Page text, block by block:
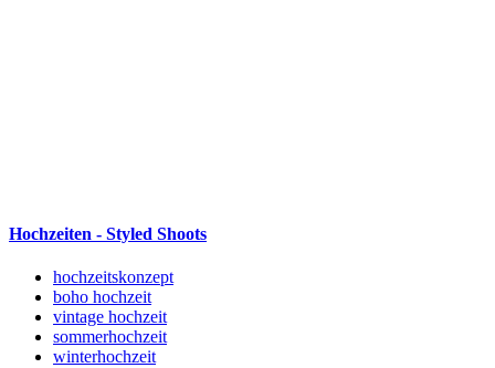
Hochzeiten - Styled Shoots
hochzeitskonzept
boho hochzeit
vintage hochzeit
sommerhochzeit
winterhochzeit